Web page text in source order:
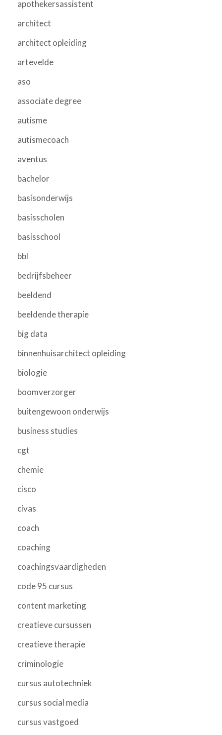
apothekersassistent
architect
architect opleiding
artevelde
aso
associate degree
autisme
autismecoach
aventus
bachelor
basisonderwijs
basisscholen
basisschool
bbl
bedrijfsbeheer
beeldend
beeldende therapie
big data
binnenhuisarchitect opleiding
biologie
boomverzorger
buitengewoon onderwijs
business studies
cgt
chemie
cisco
civas
coach
coaching
coachingsvaardigheden
code 95 cursus
content marketing
creatieve cursussen
creatieve therapie
criminologie
cursus autotechniek
cursus social media
cursus vastgoed